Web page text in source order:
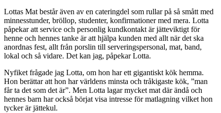
Lottas Mat består även av en cateringdel som rullar på så smått med
minnesstunder, bröllop, studenter, konfirmationer med mera. Lotta
påpekar att service och personlig kundkontakt är jätteviktigt för
henne och hennes tanke är att hjälpa kunden med allt när det ska
anordnas fest, allt från porslin till serveringspersonal, mat, band,
lokal och så vidare. Det kan jag, påpekar Lotta.
Nyfiket frågade jag Lotta, om hon har ett gigantiskt kök hemma.
Hon berättar att hon har världens minsta och tråkigaste kök, ”man
får ta det som det är”. Men Lotta lagar mycket mat där ändå och
hennes barn har också börjat visa intresse för matlagning vilket hon
tycker är jättekul.